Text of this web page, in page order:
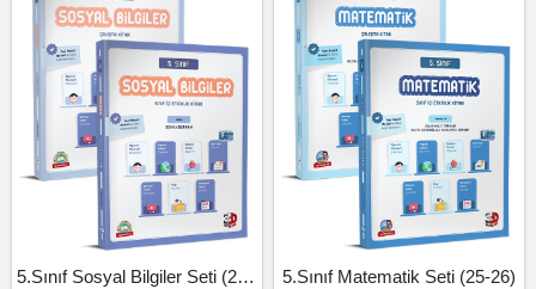
5.Sınıf Sosyal Bilgiler Seti (25-26) 5.Sınıf Matematik Seti (25-26)